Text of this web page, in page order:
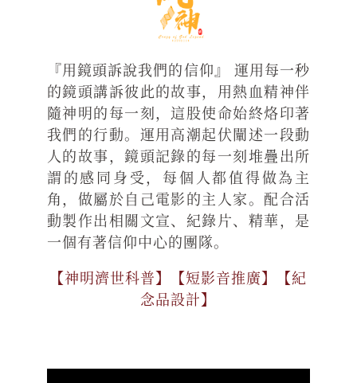
『用鏡頭訴說我們的信仰』 運用每一秒
的鏡頭講訴彼此的故事，用熱血精神伴
隨神明的每一刻，這股使命始終烙印著
我們的行動。運用高潮起伏闡述一段動
人的故事，鏡頭記錄的每一刻堆疊出所
謂的感同身受，每個人都值得做為主
角，做屬於自己電影的主人家。配合活
動製作出相關文宣、紀錄片、精華，是
一個有著信仰中心的團隊。
【神明濟世科普】【短影音推廣】【紀
念品設計】